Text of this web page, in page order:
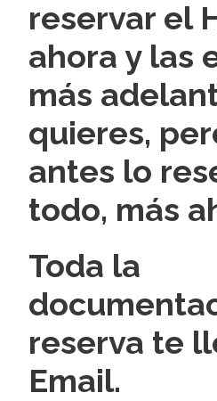
reservar el
ahora y las
más
quieres,
antes lo
todo, más
Toda la
reserva te
Email.